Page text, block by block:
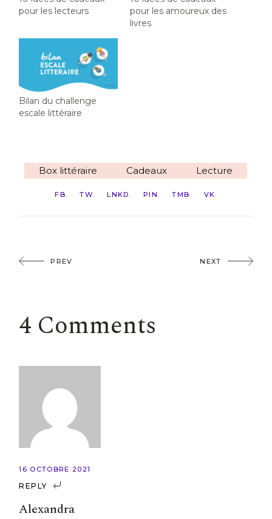
pour les lecteurs
pour les amoureux des
livres
Bilan du challenge
escale littéraire
Box littéraire Cadeaux Lecture
FB TW LNKD PIN TMB VK
PREV NEXT
4 Comments
16 OCTOBRE 2021
REPLY
Alexandra